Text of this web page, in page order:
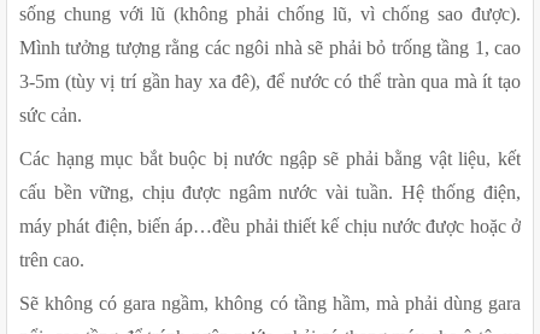
sống chung với lũ (không phải chống lũ, vì chống sao được).
Mình tưởng tượng rằng các ngôi nhà sẽ phải bỏ trống tầng 1, cao
3-5m (tùy vị trí gần hay xa đê), để nước có thể tràn qua mà ít tạo
sức cản.
Các hạng mục bắt buộc bị nước ngập sẽ phải bằng vật liệu, kết
cấu bền vững, chịu được ngâm nước vài tuần. Hệ thống điện,
máy phát điện, biến áp…đều phải thiết kế chịu nước được hoặc ở
trên cao.
Sẽ không có gara ngầm, không có tầng hầm, mà phải dùng gara